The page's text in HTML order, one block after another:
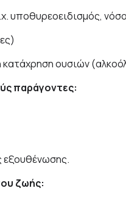
υποθυρεοειδισμός,
ουσιών
παράγοντες:
εξουθένωσης.
ζωής: